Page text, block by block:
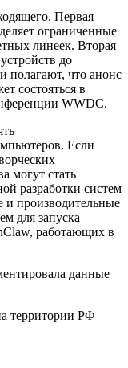
Первая
ограниченные
линеек. Вторая
до
полагают, что анонс
состояться в
WWDC.
Если
могут стать
разработки систем
и производительные
для запуска
работающих в
данные
территории РФ